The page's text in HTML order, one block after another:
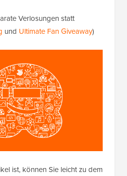
Verlosungen statt
und Ultimate Fan Giveaway)
ist, können Sie leicht zu dem